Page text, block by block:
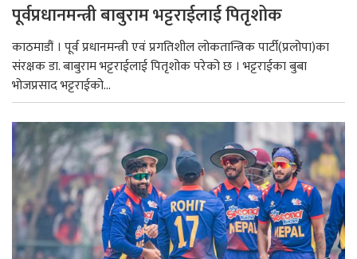
पूर्वप्रधानमन्त्री बाबुराम भट्टराईलाई पितृशोक
काठमाडौं । पूर्व प्रधानमन्त्री एवं प्रगतिशील लोकतान्त्रिक पार्टी(प्रलोपा)का
संरक्षक डा. बाबुराम भट्टराईलाई पितृशोक परेको छ । भट्टराईका बुबा
भोजप्रसाद भट्टराईको...